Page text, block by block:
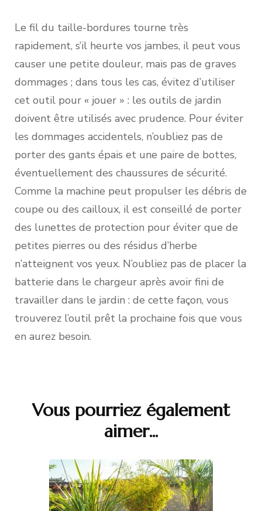
Le fil du taille-bordures tourne très
rapidement, s’il heurte vos jambes, il peut vous
causer une petite douleur, mais pas de graves
dommages ; dans tous les cas, évitez d’utiliser
cet outil pour « jouer » : les outils de jardin
doivent être utilisés avec prudence. Pour éviter
les dommages accidentels, n’oubliez pas de
porter des gants épais et une paire de bottes,
éventuellement des chaussures de sécurité.
Comme la machine peut propulser les débris de
coupe ou des cailloux, il est conseillé de porter
des lunettes de protection pour éviter que de
petites pierres ou des résidus d’herbe
n’atteignent vos yeux. N’oubliez pas de placer la
batterie dans le chargeur après avoir fini de
travailler dans le jardin : de cette façon, vous
trouverez l’outil prêt la prochaine fois que vous
en aurez besoin.
Navigation
Vous pourriez également
aimer...